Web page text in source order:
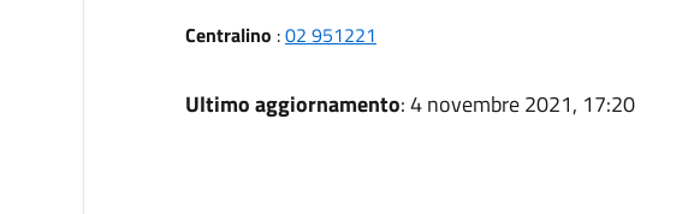
Centralino :02 951221
Ultimo aggiornamento: 4 novembre 2021, 17:20